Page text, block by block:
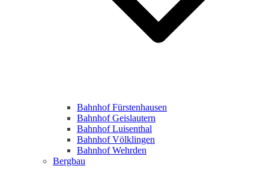
Bahnhof Fürstenhausen
Bahnhof Geislautern
Bahnhof Luisenthal
Bahnhof Völklingen
Bahnhof Wehrden
Bergbau